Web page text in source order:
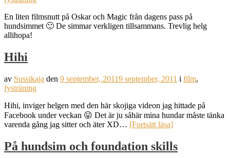
En liten filmsnutt på Oskar och Magic från dagens pass på
hundsimmet 🙂 De simmar verkligen tillsammans. Trevlig helg
allihopa!
Hihi
av Sussikaja den 9 september, 20119 september, 2011 i film,
fysträning
Hihi, inviger helgen med den här skojiga videon jag hittade på
Facebook under veckan 😛 Det är ju såhär mina hundar måste tänka
varenda gång jag sitter och äter XD… [Fortsätt läsa]
På hundsim och foundation skills